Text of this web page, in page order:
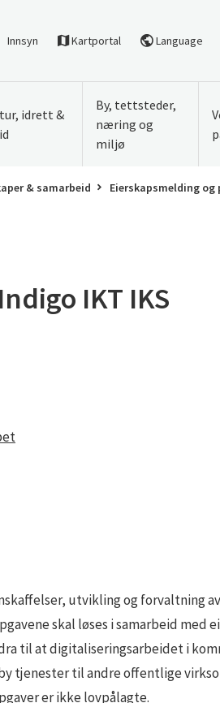
Innsyn Kartportal Language
idrett &
By, tettsteder,
næring og
miljø
& samarbeid Eierskapsmelding og
Indigo IKT IKS
utvikling og forvaltning
skal løses i samarbeid med
til at digitaliseringsarbeidet i
tjenester til andre offentlige
er ikke lovpålagte.